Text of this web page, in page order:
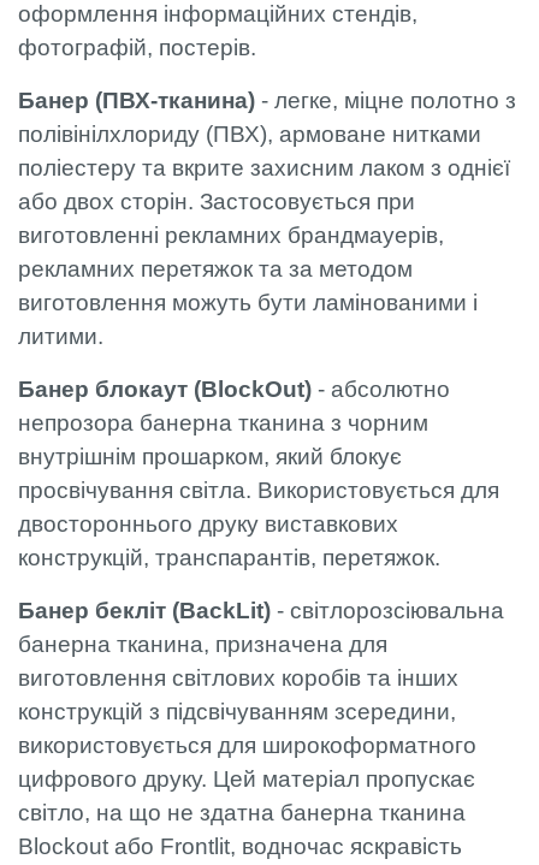
оформлення інформаційних стендів,
фотографій, постерів.
Банер (ПВХ-тканина) - легке, міцне полотно з
полівінілхлориду (ПВХ), армоване нитками
поліестеру та вкрите захисним лаком з однієї
або двох сторін. Застосовується при
виготовленні рекламних брандмауерів,
рекламних перетяжок та за методом
виготовлення можуть бути ламінованими і
литими.
Банер блокаут (BlockOut) - абсолютно
непрозора банерна тканина з чорним
внутрішнім прошарком, який блокує
просвічування світла. Використовується для
двостороннього друку виставкових
конструкцій, транспарантів, перетяжок.
Банер бекліт (BackLit) - світлорозсіювальна
банерна тканина, призначена для
виготовлення світлових коробів та інших
конструкцій з підсвічуванням зсередини,
використовується для широкоформатного
цифрового друку. Цей матеріал пропускає
світло, на що не здатна банерна тканина
Blockout або Frontlit, водночас яскравість